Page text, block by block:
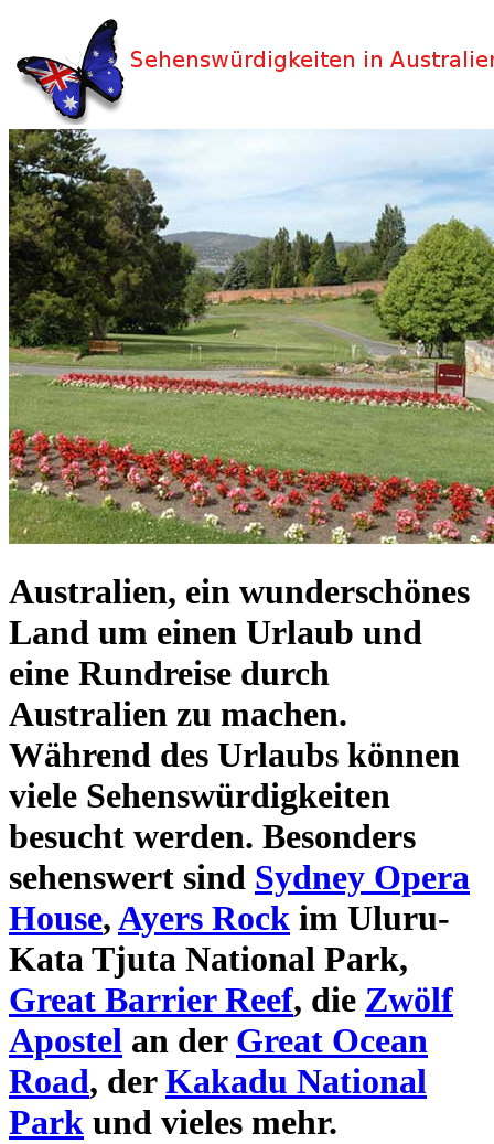
Australien, ein wunderschönes
Land um einen Urlaub und
eine Rundreise durch
Australien zu machen.
Während des Urlaubs können
viele Sehenswürdigkeiten
besucht werden. Besonders
sehenswert sind Sydney Opera
House,Ayers Rock im Uluru-
Kata Tjuta National Park,
Great Barrier Reef, die Zwölf
Apostel an der Great Ocean
Road, derKakadu National
Park und vieles mehr.